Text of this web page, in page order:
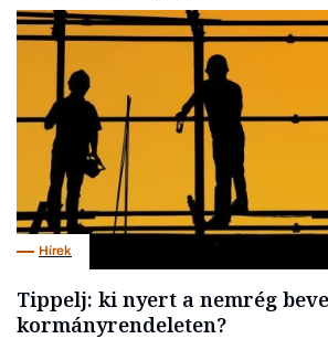
Hírek
Tippelj: ki nyert a nemrég
kormányrendeleten?